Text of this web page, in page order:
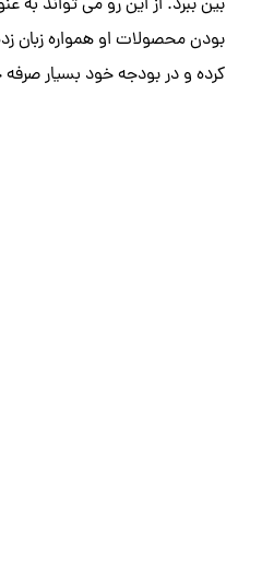
بین ببرد. از این رو می تواند به
بودن محصولات او همواره زبان
کرده و در بودجه خود بسیار